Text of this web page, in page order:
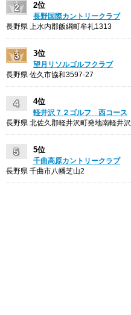
2位
長野国際カントリークラブ
長野県 上水内郡飯綱町牟礼1313
3位
望月リソルゴルフクラブ
長野県 佐久市協和3597-27
4位
軽井沢７２ゴルフ 西コース
長野県 北佐久郡軽井沢町発地南軽井沢
5位
千曲高原カントリークラブ
長野県 千曲市八幡芝山2